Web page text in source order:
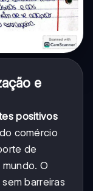
e
positivos
comércio
de
O
barreiras